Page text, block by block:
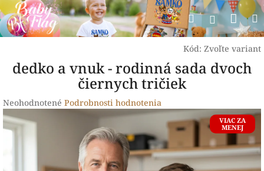
Prejsť
na
obsah
Hľadať
Kód: Zvoľte variant
dedko a vnuk - rodinná sada dvoch
čiernych tričiek
Priemerné
hodnotenie
produktu
Neohodnotené Podrobnosti hodnotenia
VIAC ZA
MENEJ